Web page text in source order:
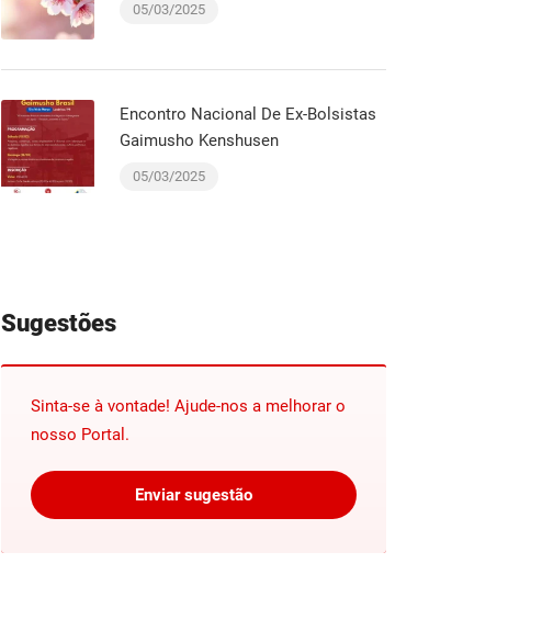
05/03/2025
Encontro Nacional De Ex-Bolsistas
Gaimusho Kenshusen
05/03/2025
Sugestões
Sinta-se à vontade! Ajude-nos a melhorar o
nosso Portal.
Enviar sugestão